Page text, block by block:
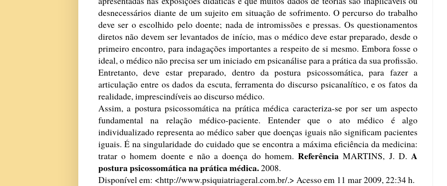
desnecessários diante de um sujeito em situação de sofrimento. O percurso do trabalho
deve ser o escolhido pelo doente; nada de intromissões e pressas. Os questionamentos
diretos não devem ser levantados de início, mas o médico deve estar preparado, desde o
primeiro encontro, para indagações importantes a respeito de si mesmo. Embora fosse o
ideal, o médico não precisa ser um iniciado em psicanálise para a prática da sua profissão.
Entretanto, deve estar preparado, dentro da postura psicossomática, para fazer a
articulação entre os dados da escuta, ferramenta do discurso psicanalítico, e os fatos da
realidade, imprescindíveis ao discurso médico.
Assim, a postura psicossomática na prática médica caracteriza-se por ser um aspecto
fundamental na relação médico-paciente. Entender que o ato médico é algo
individualizado representa ao médico saber que doenças iguais não significam pacientes
iguais. É na singularidade do cuidado que se encontra a máxima eficiência da medicina:
tratar o homem doente e não a doença do homem.ReferênciaMARTINS, J. D. A
postura psicossomática na prática médica.2008.
Disponível em: <http://www.psiquiatriageral.com.br/.> Acesso em 11 mar 2009, 22:34 h.